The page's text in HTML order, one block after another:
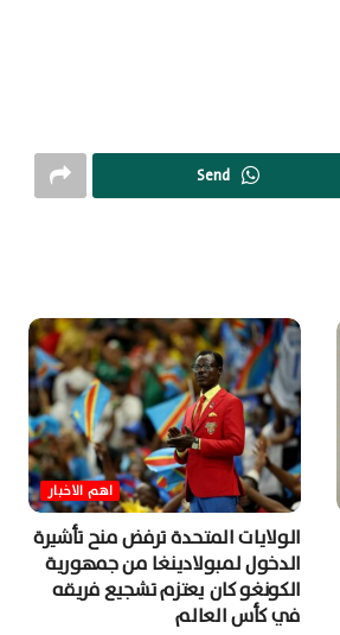
Send
اهم الاخبار
الولايات المتحدة ترفض منح تأشيرة
الدخول لمبولادينغا من جمهورية
الكونغو كان يعتزم تشجيع فريقه
في كأس العالم